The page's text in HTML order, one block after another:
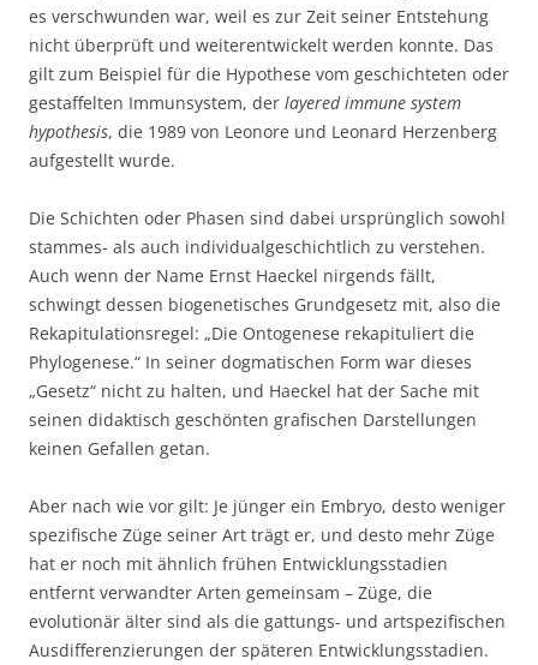
es verschwunden war, weil es zur Zeit seiner Entstehung
nicht überprüft und weiterentwickelt werden konnte. Das
gilt zum Beispiel für die Hypothese vom geschichteten oder
gestaffelten Immunsystem, der layered immune system
hypothesis, die 1989 von Leonore und Leonard Herzenberg
aufgestellt wurde.
Die Schichten oder Phasen sind dabei ursprünglich sowohl
stammes- als auch individualgeschichtlich zu verstehen.
Auch wenn der Name Ernst Haeckel nirgends fällt,
schwingt dessen biogenetisches Grundgesetz mit, also die
Rekapitulationsregel: „Die Ontogenese rekapituliert die
Phylogenese.“ In seiner dogmatischen Form war dieses
„Gesetz“ nicht zu halten, und Haeckel hat der Sache mit
seinen didaktisch geschönten grafischen Darstellungen
keinen Gefallen getan.
Aber nach wie vor gilt: Je jünger ein Embryo, desto weniger
spezifische Züge seiner Art trägt er, und desto mehr Züge
hat er noch mit ähnlich frühen Entwicklungsstadien
entfernt verwandter Arten gemeinsam – Züge, die
evolutionär älter sind als die gattungs- und artspezifischen
Ausdifferenzierungen der späteren Entwicklungsstadien.